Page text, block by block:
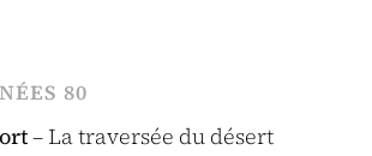
80
– La traversée du désert